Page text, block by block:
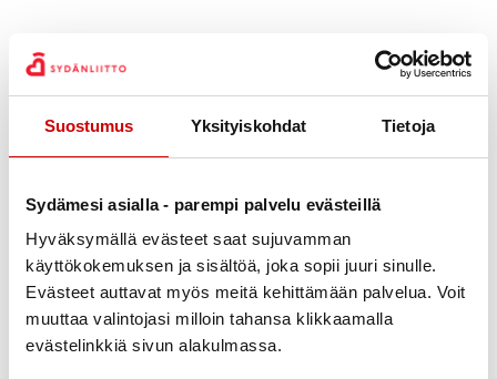
Suostumus Yksityiskohdat Tietoja
Sydämesi asialla - parempi palvelu evästeillä
Hyväksymällä evästeet saat sujuvamman
käyttökokemuksen ja sisältöä, joka sopii juuri sinulle.
Evästeet auttavat myös meitä kehittämään palvelua. Voit
muuttaa valintojasi milloin tahansa klikkaamalla
evästelinkkiä sivun alakulmassa.